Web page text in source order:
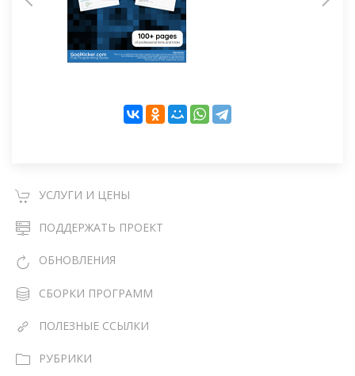
УСЛУГИ И ЦЕНЫ
ПОДДЕРЖАТЬ ПРОЕКТ
ОБНОВЛЕНИЯ
СБОРКИ ПРОГРАММ
ПОЛЕЗНЫЕ ССЫЛКИ
РУБРИКИ